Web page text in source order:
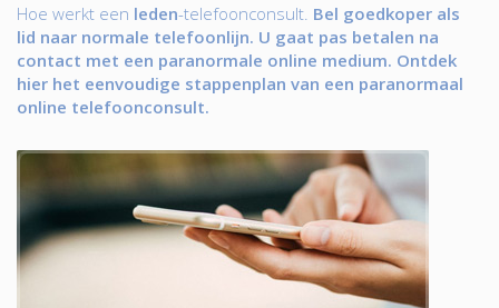
Hoe werkt een leden-telefoonconsult. Bel goedkoper als
lid naar normale telefoonlijn. U gaat pas betalen na
contact met een paranormale online medium. Ontdek
hier het eenvoudige stappenplan van een paranormaal
online telefoonconsult.